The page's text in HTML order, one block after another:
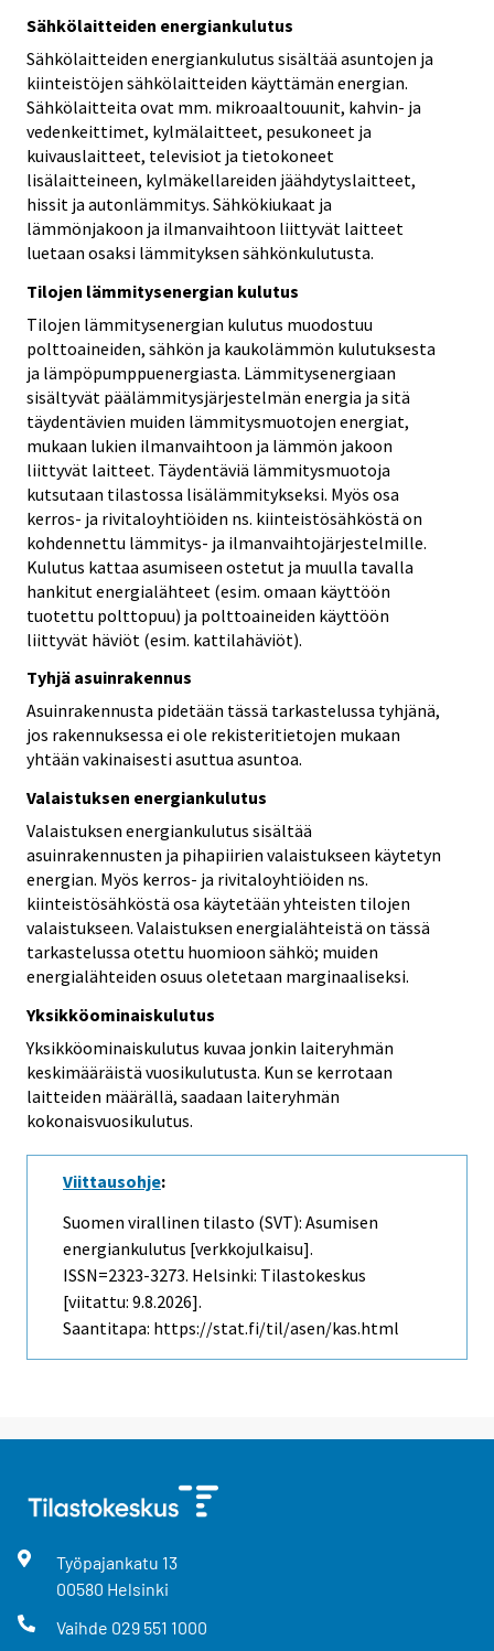
Sähkölaitteiden energiankulutus
Sähkölaitteiden energiankulutus sisältää asuntojen ja
kiinteistöjen sähkölaitteiden käyttämän energian.
Sähkölaitteita ovat mm. mikroaaltouunit, kahvin- ja
vedenkeittimet, kylmälaitteet, pesukoneet ja
kuivauslaitteet, televisiot ja tietokoneet
lisälaitteineen, kylmäkellareiden jäähdytyslaitteet,
hissit ja autonlämmitys. Sähkökiukaat ja
lämmönjakoon ja ilmanvaihtoon liittyvät laitteet
luetaan osaksi lämmityksen sähkönkulutusta.
Tilojen lämmitysenergian kulutus
Tilojen lämmitysenergian kulutus muodostuu
polttoaineiden, sähkön ja kaukolämmön kulutuksesta
ja lämpöpumppuenergiasta. Lämmitysenergiaan
sisältyvät päälämmitysjärjestelmän energia ja sitä
täydentävien muiden lämmitysmuotojen energiat,
mukaan lukien ilmanvaihtoon ja lämmön jakoon
liittyvät laitteet. Täydentäviä lämmitysmuotoja
kutsutaan tilastossa lisälämmitykseksi. Myös osa
kerros- ja rivitaloyhtiöiden ns. kiinteistösähköstä on
kohdennettu lämmitys- ja ilmanvaihtojärjestelmille.
Kulutus kattaa asumiseen ostetut ja muulla tavalla
hankitut energialähteet (esim. omaan käyttöön
tuotettu polttopuu) ja polttoaineiden käyttöön
liittyvät häviöt (esim. kattilahäviöt).
Tyhjä asuinrakennus
Asuinrakennusta pidetään tässä tarkastelussa tyhjänä,
jos rakennuksessa ei ole rekisteritietojen mukaan
yhtään vakinaisesti asuttua asuntoa.
Valaistuksen energiankulutus
Valaistuksen energiankulutus sisältää
asuinrakennusten ja pihapiirien valaistukseen käytetyn
energian. Myös kerros- ja rivitaloyhtiöiden ns.
kiinteistösähköstä osa käytetään yhteisten tilojen
valaistukseen. Valaistuksen energialähteistä on tässä
tarkastelussa otettu huomioon sähkö; muiden
energialähteiden osuus oletetaan marginaaliseksi.
Yksikköominaiskulutus
Yksikköominaiskulutus kuvaa jonkin laiteryhmän
keskimääräistä vuosikulutusta. Kun se kerrotaan
laitteiden määrällä, saadaan laiteryhmän
kokonaisvuosikulutus.
Viittausohje:
Suomen virallinen tilasto (SVT): Asumisen
energiankulutus [verkkojulkaisu].
ISSN=2323-3273. Helsinki: Tilastokeskus
[viitattu: 9.8.2026].
Saantitapa: https://stat.fi/til/asen/kas.html
Työpajankatu 13
00580 Helsinki
Vaihde 029 551 1000